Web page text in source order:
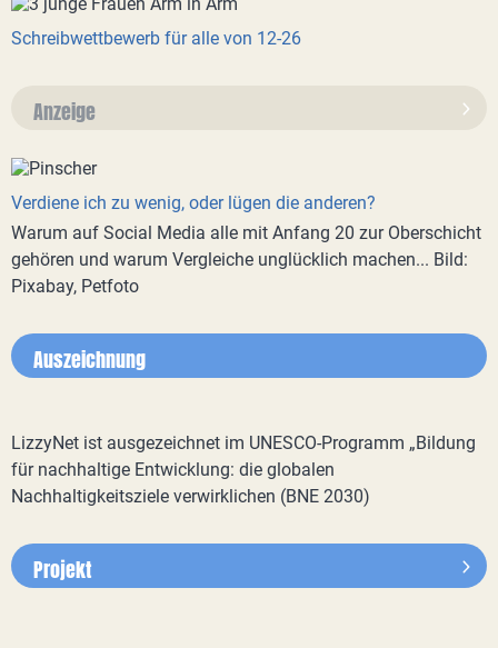
Schreibwettbewerb für alle von 12-26
Anzeige
Verdiene ich zu wenig, oder lügen die anderen?
Warum auf Social Media alle mit Anfang 20 zur Oberschicht
gehören und warum Vergleiche unglücklich machen... Bild:
Pixabay, Petfoto
Auszeichnung
LizzyNet ist ausgezeichnet im UNESCO-Programm „Bildung
für nachhaltige Entwicklung: die globalen
Nachhaltigkeitsziele verwirklichen (BNE 2030)
Projekt